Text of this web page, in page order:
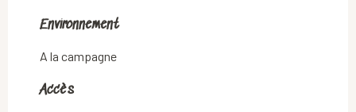
Environnement
Environnement
A la campagne
Accès
Accès